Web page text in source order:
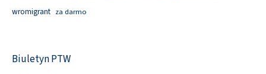
wromigrant za darmo
Biuletyn PTW